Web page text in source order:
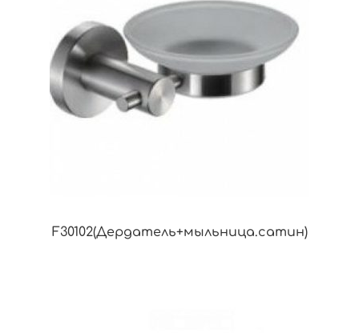
F30102(Дердатель+мыльница.сатин)